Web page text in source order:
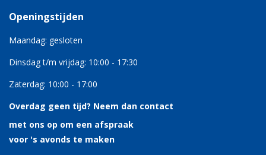
Openingstijden
Maandag: gesloten
Dinsdag t/m vrijdag: 10:00 - 17:30
Zaterdag: 10:00 - 17:00
Overdag geen tijd? Neem dan contact
met ons op om een afspraak
voor 's avonds te maken